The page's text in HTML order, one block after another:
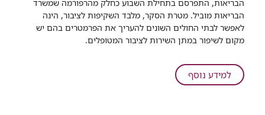
מיון
הילדים
ברמב"ם
ראשון
בארץ
הבריאות, התפרסם בתחילת השבוע כחלק מהרפורמה שמשרד
הבריאות מוביל. מטרת הסקר, מלבד השקיפות לציבור, הינה
לאפשר לבתי החולים השונים להעריך את הפרמטרים בהם יש
מקום לשיפור במתן השירות לציבור המטופלים.
למידע נוסףעל
מיון